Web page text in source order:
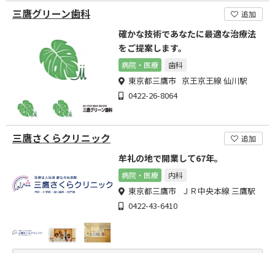
三鷹グリーン歯科 追加
確かな技術であなたに最適な治療法
をご提案します。
病院・医療 歯科
東京都三鷹市 京王京王線 仙川駅
0422-26-8064
三鷹さくらクリニック 追加
牟礼の地で開業して67年。
病院・医療 内科
東京都三鷹市 ＪＲ中央本線 三鷹駅
0422-43-6410